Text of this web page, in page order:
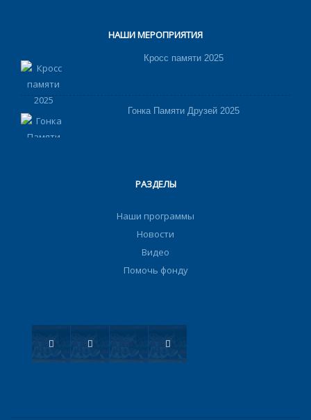
НАШИ МЕРОПРИЯТИЯ
Кросс памяти 2025
Гонка Памяти Друзей 2025
РАЗДЕЛЫ
Наши программы
Новости
Видео
Помочь фонду